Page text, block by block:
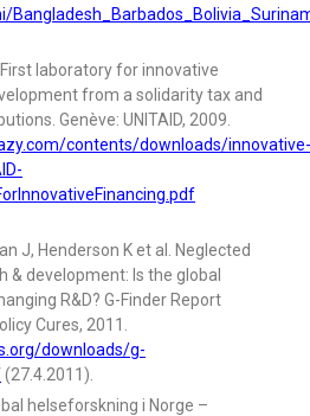
laboratory for innovative
from a solidarity tax and
Genève: UNITAID, 2009.
contents/downloads/innovative-
J, Henderson K et al. Neglected
& development: Is the global
R&D? G-Finder Report
Cures, 2011.
downloads/g-
(27.4.2011).
helseforskning i Norge –